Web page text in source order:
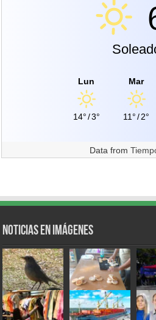
Lun
14°/3°
Mar
11° /2°
Data from
Noticias en Imágenes